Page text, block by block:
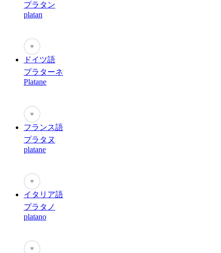
プラタン
platan
♥
ドイツ語
プラターネ
Platane
♥
フランス語
プラタヌ
platane
♥
イタリア語
プラタノ
platano
♥